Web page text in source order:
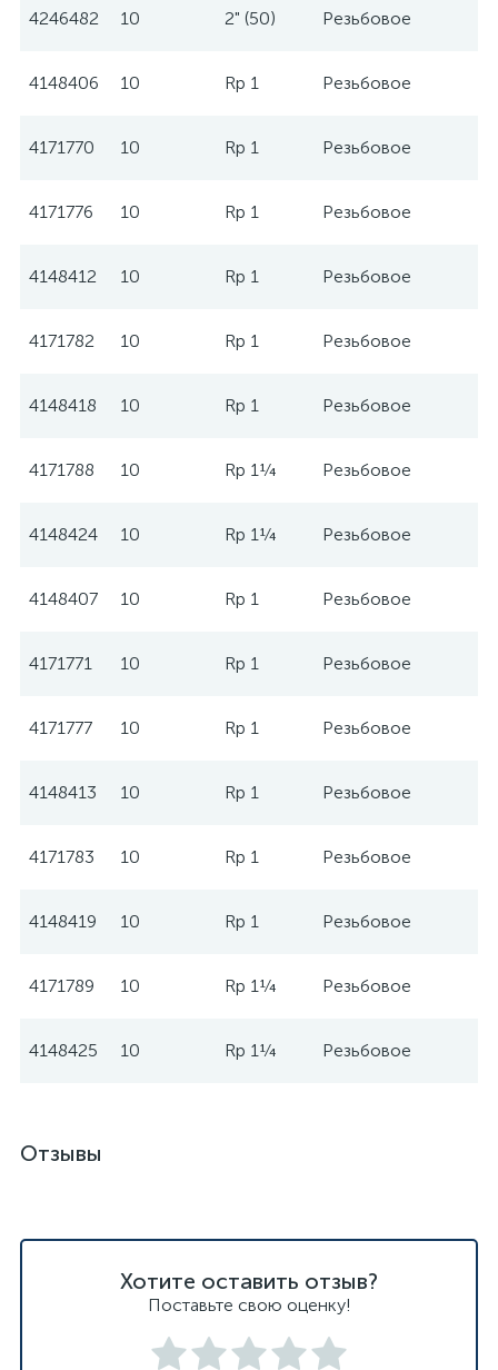
4246482 10 2" (50) Резьбовое
4148406 10 Rp 1 Резьбовое
4171770 10 Rp 1 Резьбовое
4171776 10 Rp 1 Резьбовое
4148412 10 Rp 1 Резьбовое
4171782 10 Rp 1 Резьбовое
4148418 10 Rp 1 Резьбовое
4171788 10 Rp 1¼ Резьбовое
4148424 10 Rp 1¼ Резьбовое
4148407 10 Rp 1 Резьбовое
4171771 10 Rp 1 Резьбовое
4171777 10 Rp 1 Резьбовое
4148413 10 Rp 1 Резьбовое
4171783 10 Rp 1 Резьбовое
4148419 10 Rp 1 Резьбовое
4171789 10 Rp 1¼ Резьбовое
4148425 10 Rp 1¼ Резьбовое
Отзывы
Хотите оставить отзыв?
Поставьте свою оценку!